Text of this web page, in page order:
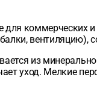
коммерческих
вентиляцию),
из
уход. Мелкие